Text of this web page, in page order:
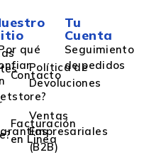
qué
Contacto
Política de
Devoluciones
Facturación
en Linea
Ventas
Empresariales
(B2B)
Tu
Cuenta
Seguimiento
de pedidos